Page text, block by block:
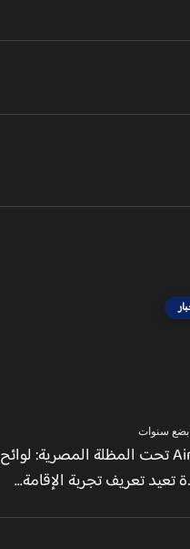
بضع سنوات
Airbnb تحت المظلة المصرية: لوائح
تعيد تعريف تجربة الإقامة...